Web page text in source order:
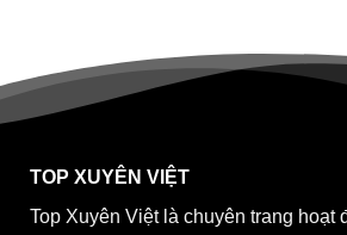
TOP XUYÊN VIỆT
Top Xuyên Việt là chuyên trang hoạt